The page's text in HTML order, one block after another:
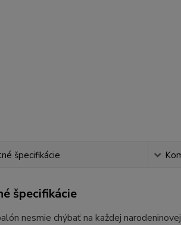
špecifikácie
špecifikácie
nesmie chýbať na každej